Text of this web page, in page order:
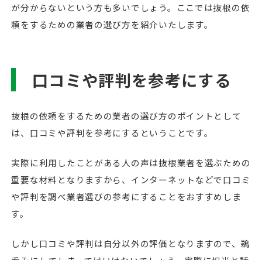
が分からないという方も多いでしょう。ここでは抜根の依
頼をするための業者の選び方を紹介いたします。
口コミや評判を参考にする
抜根の依頼をするための業者の選び方のポイントとして
は、口コミや評判を参考にするということです。
実際に利用したことがある人の声は抜根業者を選ぶための
重要な材料となりますから、インターネットなどで口コミ
や評判を調べ業者選びの参考にすることをおすすめしま
す。
しかし口コミや評判は自分以外の評価となりますので、鵜